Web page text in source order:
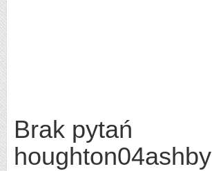
Brak pytań
houghton04ashby